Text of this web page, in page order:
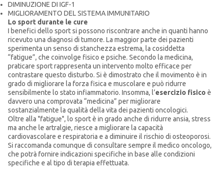
DIMINUZIONE DI IGF-1
MIGLIORAMENTO DEL SISTEMA IMMUNITARIO
Lo sport durante le cure
I benefici dello sport si possono riscontrare anche in quanti hanno
ricevuto una diagnosi di tumore. La maggior parte dei pazienti
sperimenta un senso di stanchezza estrema, la cosiddetta
“fatigue”, che coinvolge fisico e psiche. Secondo la medicina,
praticare sport rappresenta un intervento molto efficace per
contrastare questo disturbo. Si è dimostrato che il movimento è in
grado di migliorare la forza fisica e muscolare e può ridurre
sensibilmente lo stato infiammatorio. Insomma, l’esercizio fisico è
davvero una comprovata “medicina” per migliorare
sostanzialmente la qualità della vita dei pazienti oncologici.
Oltre alla "fatigue", lo sport è in grado anche di ridurre ansia, stress
ma anche le artralgie, riesce a migliorare la capacità
cardiovascolare e respiratoria e a diminuire il rischio di osteoporosi.
Si raccomanda comunque di consultare sempre il medico oncologo,
che potrà fornire indicazioni specifiche in base alle condizioni
specifiche e al tipo di terapia effettuata.